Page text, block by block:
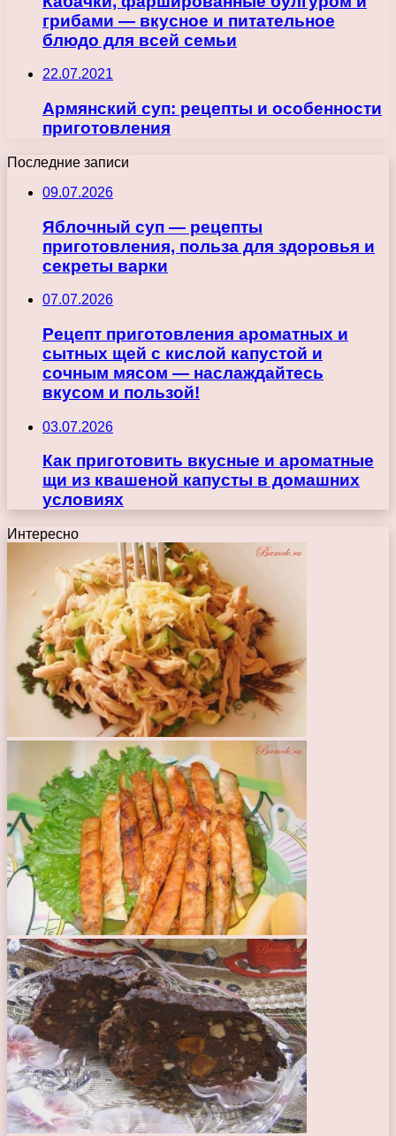
грибами — вкусное и питательное
блюдо для всей семьи
22.07.2021
Армянский суп: рецепты и особенности
приготовления
Последние записи
09.07.2026
Яблочный суп — рецепты
приготовления, польза для здоровья и
секреты варки
07.07.2026
Рецепт приготовления ароматных и
сытных щей с кислой капустой и
сочным мясом — наслаждайтесь
вкусом и пользой!
03.07.2026
Как приготовить вкусные и ароматные
щи из квашеной капусты в домашних
условиях
Интересно